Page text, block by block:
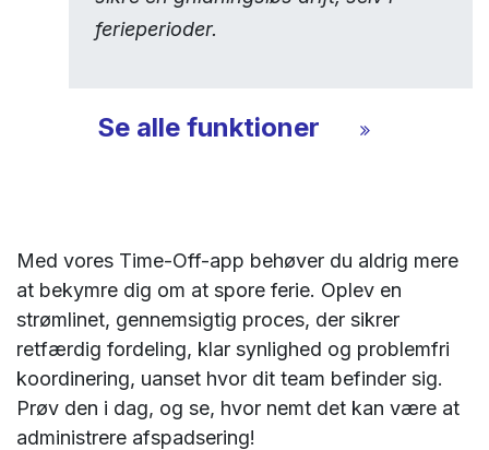
ferieperioder.​
Se alle funktioner
Med vores Time-Off-app behøver du aldrig mere
at bekymre dig om at spore ferie. Oplev en
strømlinet, gennemsigtig proces, der sikrer
retfærdig fordeling, klar synlighed og problemfri
koordinering, uanset hvor dit team befinder sig.
Prøv den i dag, og se, hvor nemt det kan være at
administrere afspadsering!